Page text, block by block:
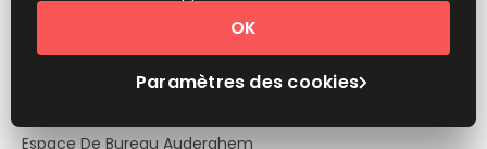
Espace De Bureau Berchem
Espace De Bureau Auderghem
Paramètres des cookies
OK